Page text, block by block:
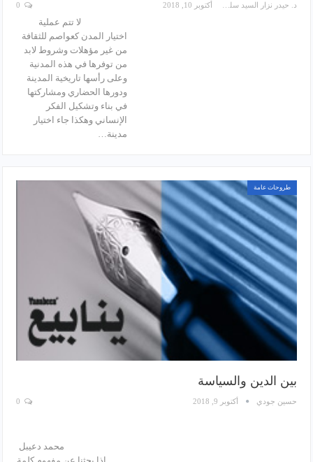
أكتوبر 10, 2018
لا تتم عملية
اختيار المدن كعواصم للثقافة
من غير مؤهلات وشروط لابد
من توفرها في هذه المدنية
وعلى رأسها تاريخية المدينة
ودورها الحضاري ومشاركتها
في بناء وتشكيل الفكر
الإنساني وهكذا جاء اختيار
مدينة…
طروحات عامة
بين الدين والسياسة
حسين جودي أكتوبر 9, 2018
محمد دعيبل